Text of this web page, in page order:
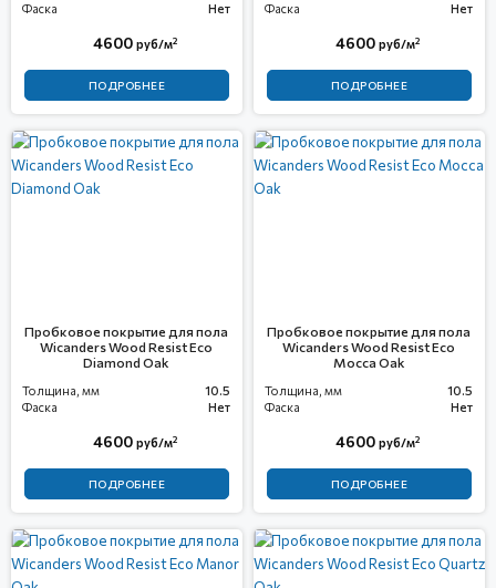
Фаска
Нет
4600 руб/м2
ПОДРОБНЕЕ
Фаска
Нет
4600 руб/м2
ПОДРОБНЕЕ
Пробковое покрытие для пола
Wicanders Wood Resist Eco
Diamond Oak
Толщина, мм
10.5
Фаска
Нет
4600 руб/м2
ПОДРОБНЕЕ
Пробковое покрытие для пола
Wicanders Wood Resist Eco
Mocca Oak
Толщина, мм
10.5
Фаска
Нет
4600 руб/м2
ПОДРОБНЕЕ